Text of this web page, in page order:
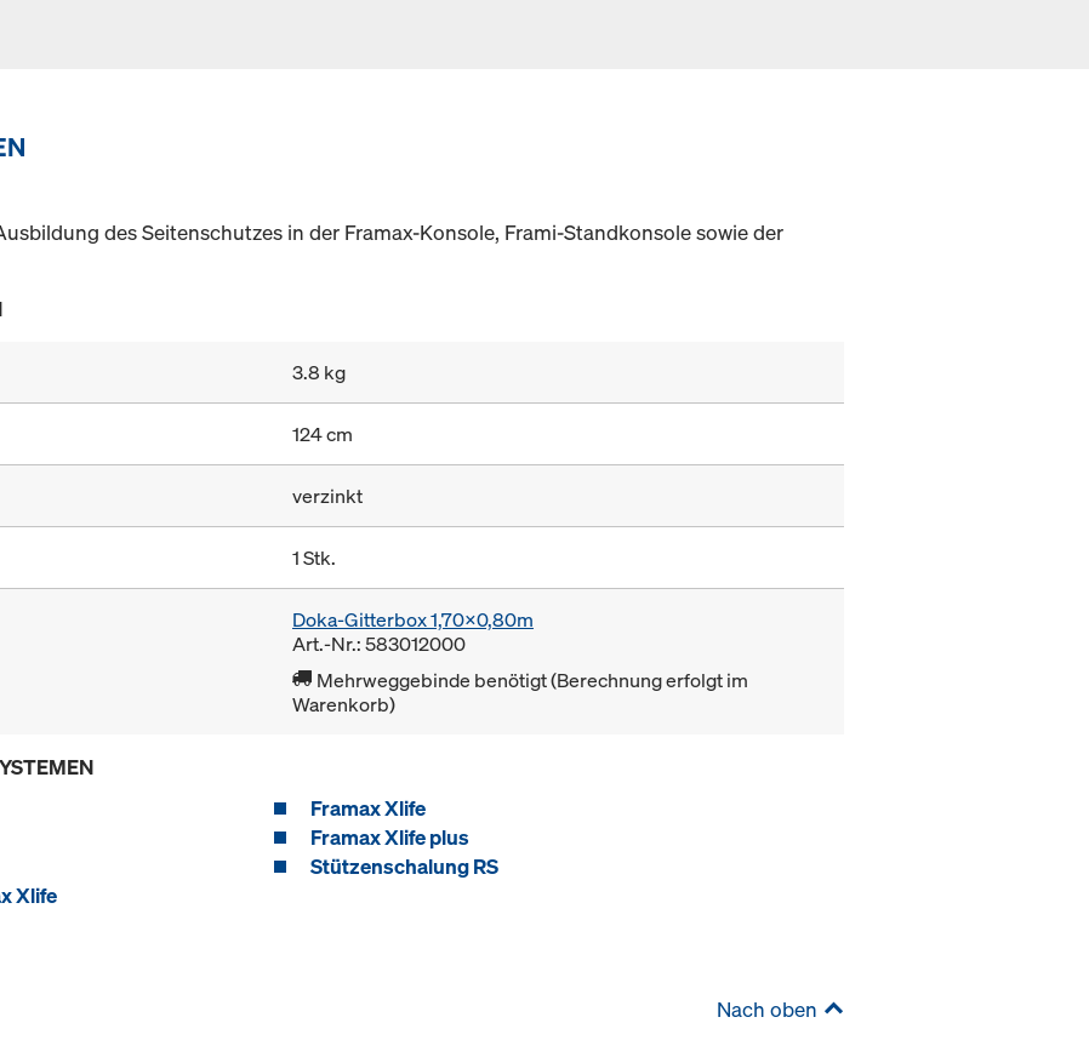
des Seitenschutzes in der Framax-Konsole, Frami-Standkonsole sowie der
3.8 kg
124 cm
verzinkt
1 Stk.
Doka-Gitterbox 1,70x0,80m
Art.-Nr.: 583012000
Mehrweggebinde benötigt (Berechnung erfolgt im
Warenkorb)
Framax Xlife
Framax Xlife plus
Stützenschalung RS
Xlife
Nach oben